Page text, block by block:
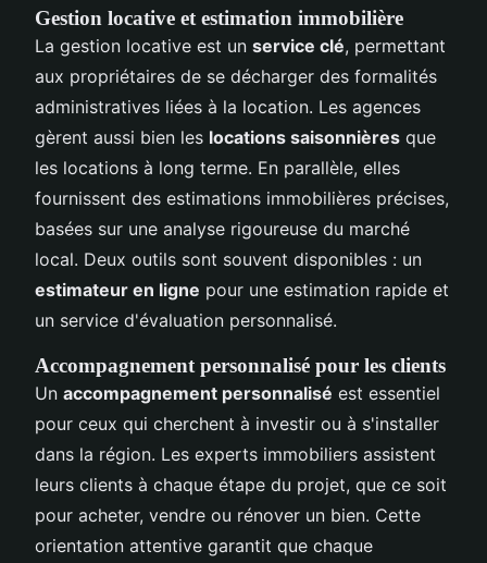
Gestion locative et estimation immobilière
La gestion locative est un service clé, permettant
aux propriétaires de se décharger des formalités
administratives liées à la location. Les agences
gèrent aussi bien les locations saisonnières que
les locations à long terme. En parallèle, elles
fournissent des estimations immobilières précises,
basées sur une analyse rigoureuse du marché
local. Deux outils sont souvent disponibles : un
estimateur en ligne pour une estimation rapide et
un service d'évaluation personnalisé.
Accompagnement personnalisé pour les clients
Un accompagnement personnalisé est essentiel
pour ceux qui cherchent à investir ou à s'installer
dans la région. Les experts immobiliers assistent
leurs clients à chaque étape du projet, que ce soit
pour acheter, vendre ou rénover un bien. Cette
orientation attentive garantit que chaque